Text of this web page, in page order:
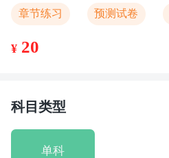
章节练习 预测试卷
¥ 20
科目类型
单科